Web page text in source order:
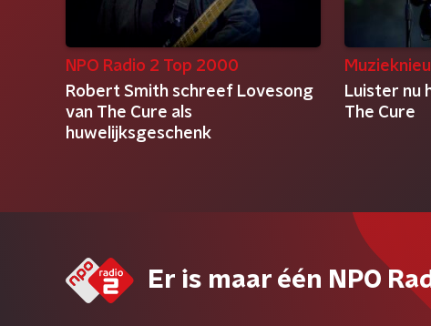
NPO Radio 2 Top 2000
Robert Smith schreef Lovesong
van The Cure als
huwelijksgeschenk
Luister nu
The Cure
Er is maar één NPO